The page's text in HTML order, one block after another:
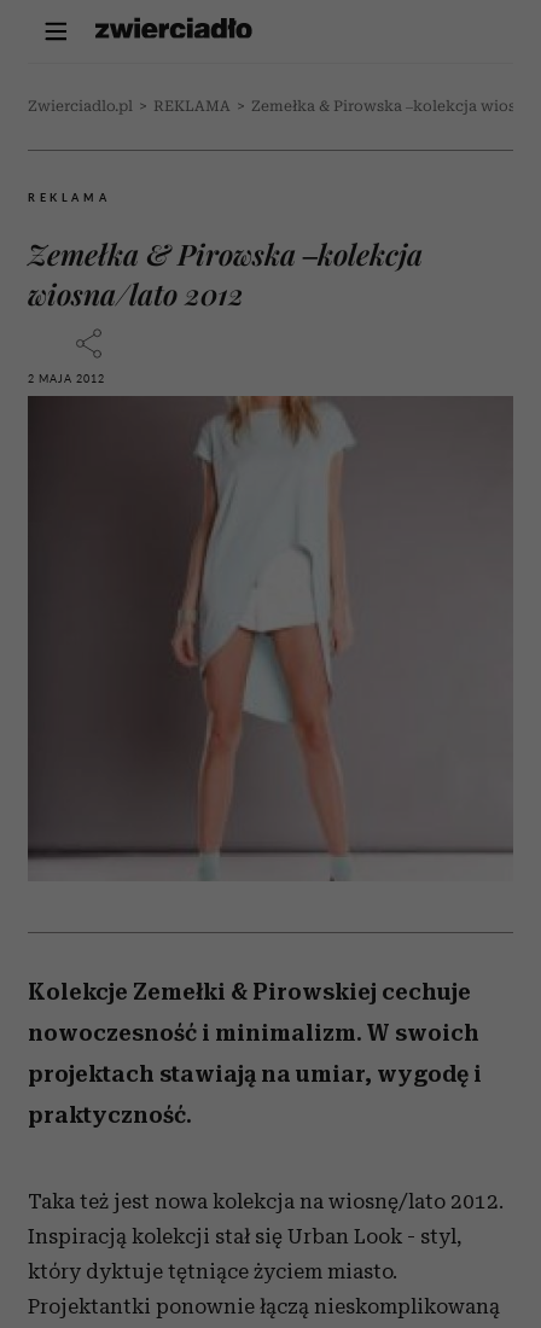
Zwierciadlo.pl > REKLAMA > Zemełka & Pirowska –kolekcja
REKLAMA
Zemełka & Pirowska –kolekcja
wiosna/lato 2012
2 MAJA 2012
Kolekcje Zemełki & Pirowskiej cechuje
nowoczesność i minimalizm. W swoich
projektach stawiają na umiar, wygodę i
praktyczność.
Taka też jest nowa kolekcja na wiosnę/lato 2012.
Inspiracją kolekcji stał się Urban Look - styl,
który dyktuje tętniące życiem miasto.
Projektantki ponownie łączą nieskomplikowaną